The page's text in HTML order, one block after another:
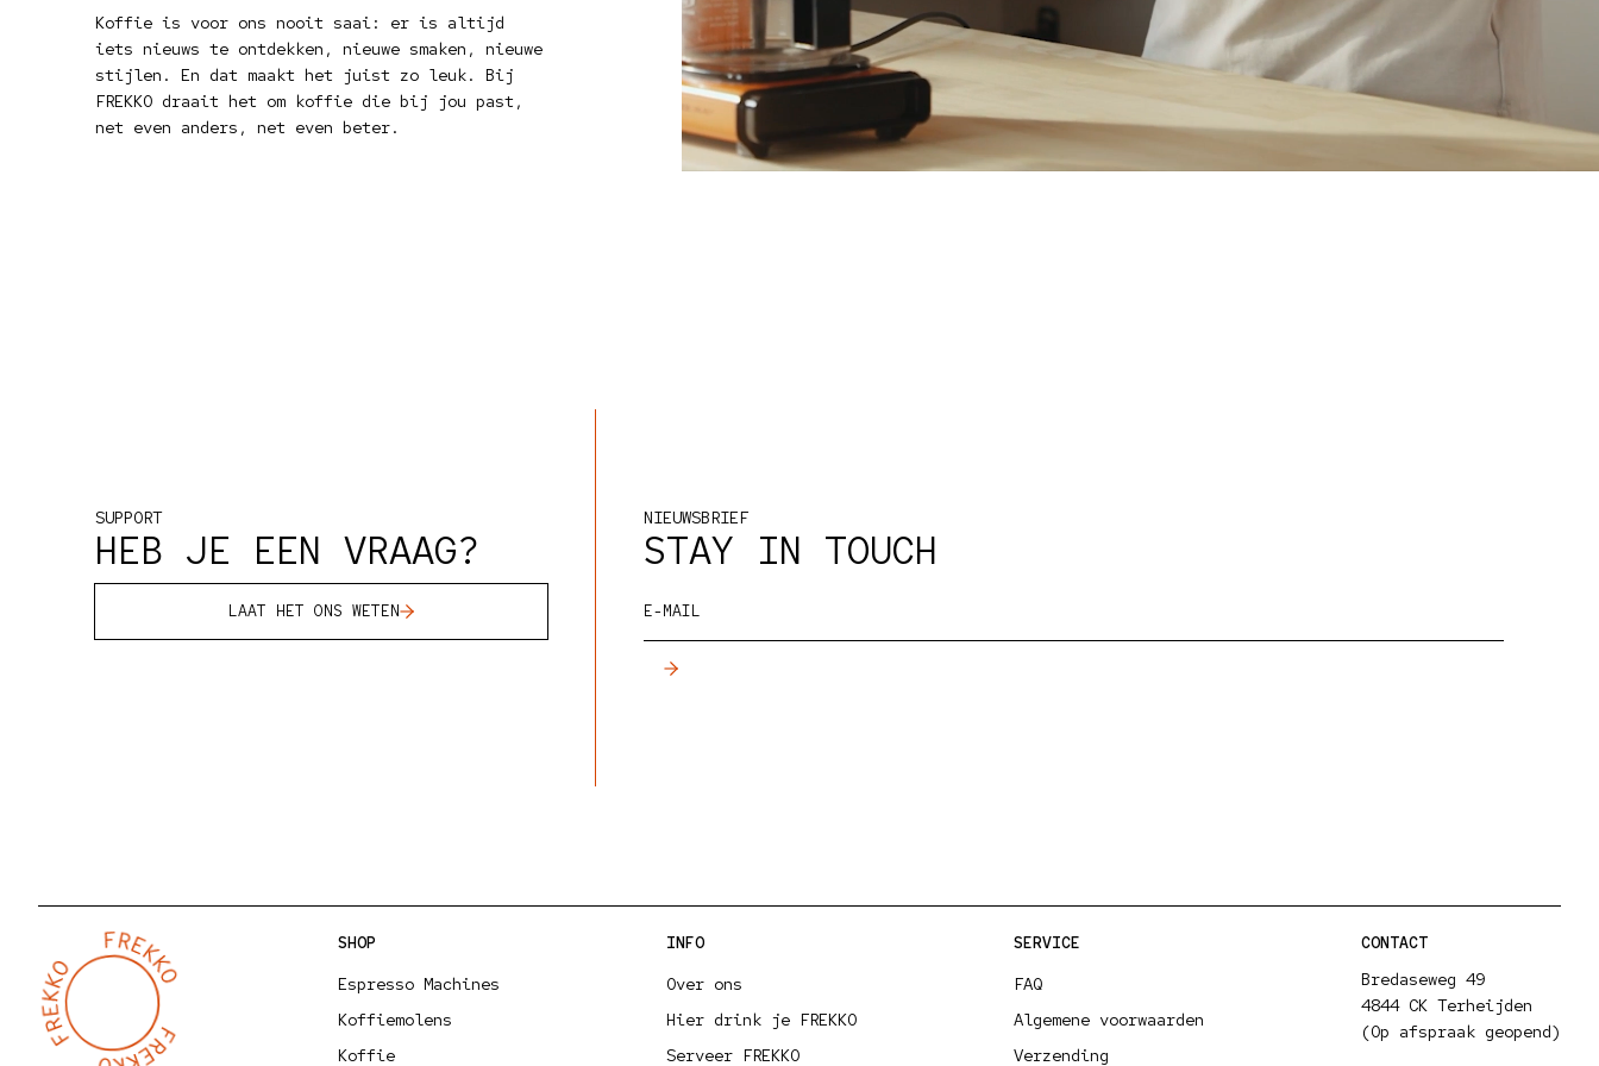
Koffie is voor ons nooit saai: er is altijd
iets nieuws te ontdekken, nieuwe smaken, nieuwe
stijlen. En dat maakt het juist zo leuk. Bij
FREKKO draait het om koffie die bij jou past,
net even anders, net even beter.
SUPPORT
HEB JE EEN VRAAG?
LAAT HET ONS WETEN
NIEUWSBRIEF
STAY IN TOUCH
E-MAIL
SHOP
Espresso Machines
Koffiemolens
Koffie
INFO
Over ons
Hier drink je FREKKO
Serveer FREKKO
SERVICE
FAQ
Algemene voorwaarden
Verzending
CONTACT
Bredaseweg 49
4844 CK Terheijden
(Op afspraak geopend)